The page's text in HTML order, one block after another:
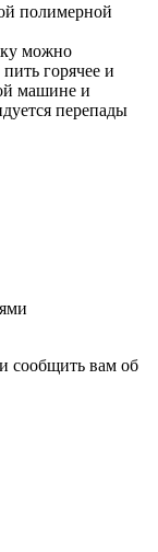
полимерной
можно
горячее и
машине и
перепады
сообщить вам об